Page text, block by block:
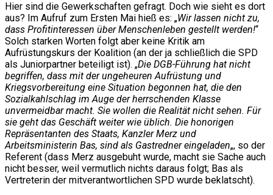
Hier sind die Gewerkschaften gefragt. Doch wie sieht es dort
aus? Im Aufruf zum Ersten Mai hieß es: „Wir lassen nicht zu,
dass Profitinteressen über Menschenleben gestellt werden!“
Solch starken Worten folgt aber keine Kritik am
Aufrüstungskurs der Koalition (an der ja schließlich die SPD
als Juniorpartner beteiligt ist). „Die DGB-Führung hat nicht
begriffen, dass mit der ungeheuren Aufrüstung und
Kriegsvorbereitung eine Situation begonnen hat, die den
Sozialkahlschlag im Auge der herrschenden Klasse
unvermeidbar macht. Sie wollen die Realität nicht sehen. Für
sie geht das Geschäft weiter wie üblich. Die honorigen
Repräsentanten des Staats, Kanzler Merz und
Arbeitsministerin Bas, sind als Gastredner eingeladen„, so der
Referent (dass Merz ausgebuht wurde, macht sie Sache auch
nicht besser, weil vermutlich nichts daraus folgt; Bas als
Vertreterin der mitverantwortlichen SPD wurde beklatscht).